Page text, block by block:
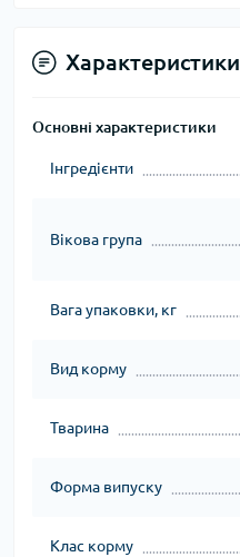
Характеристики
Основні характеристики
Інгредієнти
Вікова група
Вага упаковки, кг
Вид корму
Тварина
Форма випуску
Клас корму